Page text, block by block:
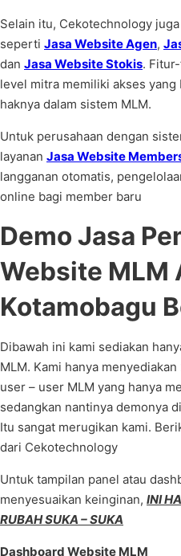
Selain itu, Cekotechnology
seperti Jasa Website Agen,
dan Jasa Website Stokis.
level mitra memiliki akses
haknya dalam sistem MLM.
Untuk perusahaan dengan
layanan Jasa Website
langganan otomatis,
online bagi member baru
Demo Jasa
Website MLM
Kotamobagu
Dibawah ini kami sediakan
MLM. Kami hanya
user – user MLM yang hanya
sedangkan nantinya demonya
Itu sangat merugikan kami.
dari Cekotechnology
Untuk tampilan panel atau
menyesuaikan keinginan, INI
RUBAH SUKA – SUKA
Dashboard Website MLM